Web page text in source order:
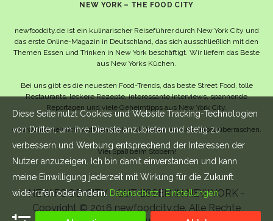
NEW YORK – THE FOOD CITY
newfoodcity.de ist ein kulinarischer Reiseführer durch New York City und
das erste Online-Magazin in Deutschland, das sich ausschließlich mit den
Themen Essen und Trinken in New York beschäftigt. Wir liefern das Beste
aus New Yorks Küchen.
Bei uns gibt es die neuesten Food-Trends, das beste Street Food, tolle
Restaurants, leckere Rezepte, interessante Interviews, spannende
Reportagen und viele Geheimtipps aus New York City.
Und wahrscheinlich noch viel mehr – da lassen wir uns selbst überraschen.
Viel Spaß beim Stöbern!
NEW FOOD CITY - GUT ESSEN IN NEW YORK -
Copyright © 2016 newfoodcity.de. Alle Rechte
Diese Seite nutzt Cookies und Website Tracking-Technologien
von Dritten, um ihre Dienste anzubieten und stetig zu
verbessern und Werbung entsprechend der Interessen der
Nutzer anzuzeigen. Ich bin damit einverstanden und kann
meine Einwilligung jederzeit mit Wirkung für die Zukunft
widerrufen oder ändern. Datenschutz| Einstellungen